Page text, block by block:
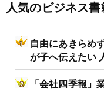
人気のビジネス書
自由にあきらめ
が子へ伝えたい
「会社四季報」